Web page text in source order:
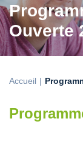
Ouverte
Accueil